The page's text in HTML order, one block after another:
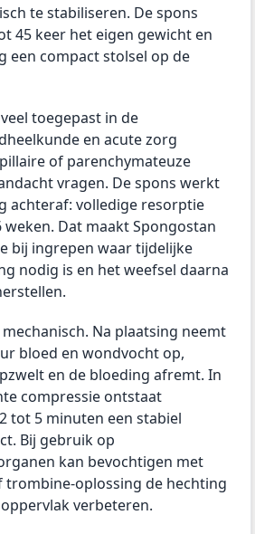
te stabiliseren. De spons
45 keer het eigen gewicht en
een compact stolsel op de
toegepast in de
en acute zorg
of parenchymateuze
vragen. De spons werkt
achteraf: volledige resorptie
Dat maakt Spongostan
bij ingrepen waar tijdelijke
nodig is en het weefsel daarna
Na plaatsing neemt
bloed en wondvocht op,
en de bloeding afremt. In
compressie ontstaat
tot 5 minuten een stabiel
Bij gebruik op
kan bevochtigen met
trombine-oplossing de hechting
verbeteren.